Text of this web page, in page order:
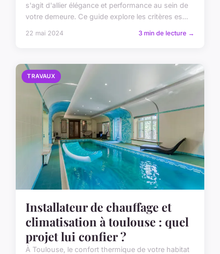
s'agit d'allier élégance et performance au sein de
votre demeure. Ce guide explore les critères es...
22 mai 2024 3 min de lecture →
TRAVAUX
Installateur de chauffage et
climatisation à toulouse : quel
projet lui confier ?
À Toulouse, le confort thermique de votre habitat